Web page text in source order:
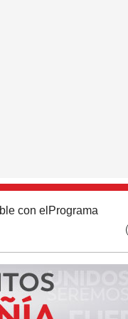
con el Programa